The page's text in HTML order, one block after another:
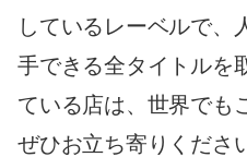
しているレーベルで、
手できる全タイトルを
ている店は、世界でも
ぜひお立ち寄りくださ